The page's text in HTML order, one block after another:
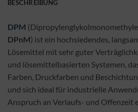
BESCHREIBUNG
DPM
DPnM) ist ein hochsiedendes,
Lösemittel mit sehr guter
und lösemittelbasierten Systemen,
Farben, Druckfarben und
und sich ideal für industrielle
Anspruch an Verlaufs- und Offenzeit